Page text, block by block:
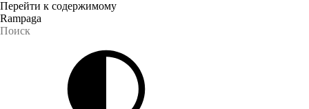
Перейти к содержимому
Rampaga